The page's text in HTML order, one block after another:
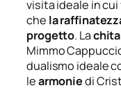
visita ideale in
che la
progetto. La
Mimmo
dualismo ideale
learmoniedi